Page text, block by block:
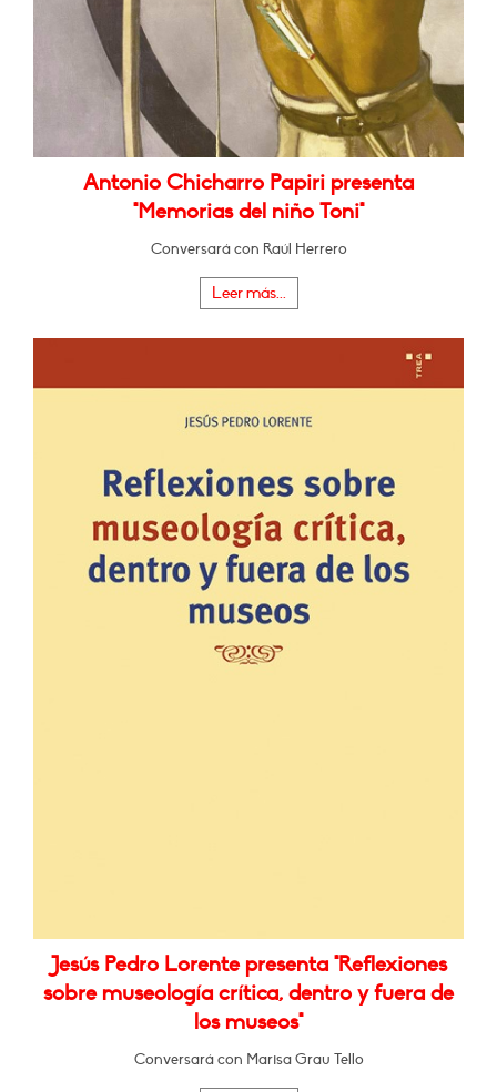
Antonio Chicharro Papiri presenta
"Memorias del niño Toni"
Conversará con Raúl Herrero
Leer más...
Jesús Pedro Lorente presenta "Reflexiones
sobre museología crítica, dentro y fuera de
los museos"
Conversará con Marisa Grau Tello